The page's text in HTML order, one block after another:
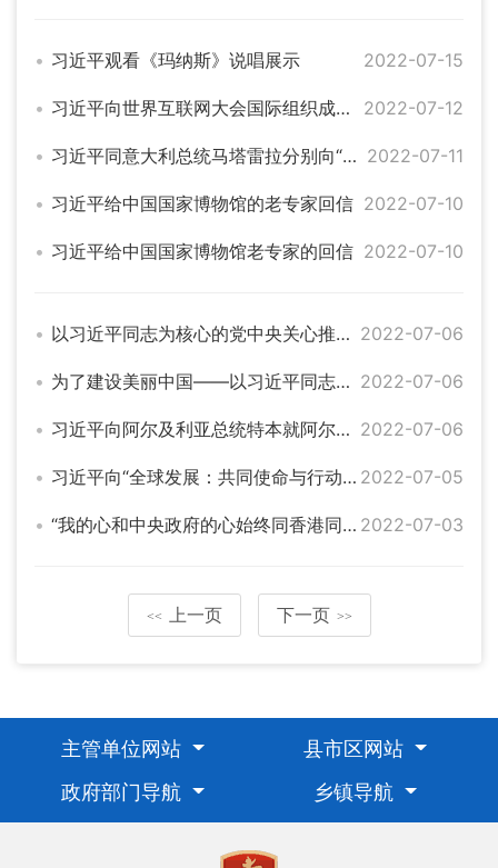
习近平观看《玛纳斯》说唱展示 2022-07-15
习近平向世界互联网大会国际组织成立致贺信 2022-07-12
习近平同意大利总统马塔雷拉分别向“意大利之源——古罗马文明展”开幕式致贺信 2022-07-11
习近平给中国国家博物馆的老专家回信 2022-07-10
习近平给中国国家博物馆老专家的回信 2022-07-10
以习近平同志为核心的党中央关心推动中央生态环境保护督察纪实 2022-07-06
为了建设美丽中国——以习近平同志为核心的党中央关心推动中央生态环境保护督察纪实 2022-07-06
习近平向阿尔及利亚总统特本就阿尔及利亚独立革命胜利60周年致贺电 2022-07-06
习近平向“全球发展：共同使命与行动价值”智库媒体高端论坛致贺信 2022-07-05
“我的心和中央政府的心始终同香港同胞在一起”——习近平主席视察香港纪实 2022-07-03
<< 上一页 下一页 >>
主管单位网站
县市区网站
政府部门导航
乡镇导航